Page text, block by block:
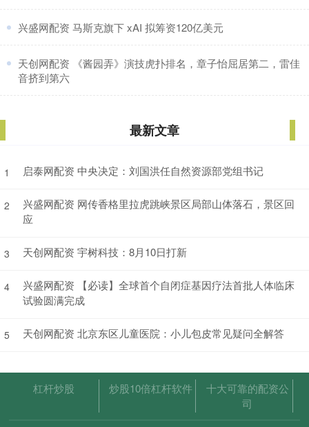
​兴盛网配资 马斯克旗下 xAI 拟筹资120亿美元
​天创网配资 《酱园弄》演技虎扑排名，章子怡屈居第二，雷佳
音挤到第六
最新文章
1 启泰网配资 中央决定：刘国洪任自然资源部党组书记
2
兴盛网配资 网传香格里拉虎跳峡景区局部山体落石，景区回
应
3 天创网配资 宇树科技：8月10日打新
4
兴盛网配资 【必读】全球首个自闭症基因疗法首批人体临床
试验圆满完成
5 天创网配资 北京东区儿童医院：小儿包皮常见疑问全解答
杠杆炒股 炒股10倍杠杆软件
十大可靠的配资公
司